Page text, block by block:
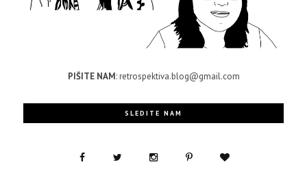
PIŠITE NAM: retrospektiva.blog@gmail.com
SLEDITE NAM